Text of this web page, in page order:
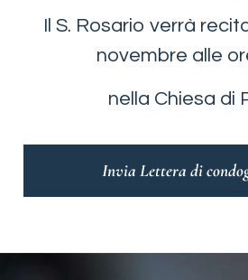
Il S. Rosario verrà
novembre alle
nella Chiesa di
Invia Lettera di